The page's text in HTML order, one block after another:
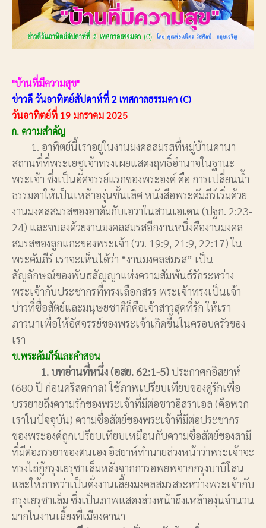
"บ้านที่มีความสุข"
ข่าวดี วันอาทิตย์สัปดาห์ที่ 2 เทศกาลธรรมดา (C)
วันอาทิตย์ที่ 19 มกราคม 2025
ก. ความสำคัญ
1. อาทิตย์นี้เราอยู่ในงานมงคลสมรสที่หมู่บ้านคานา
สถานที่ที่พระเยซูเจ้าทรงเผยแสดงฤทธิ์อำนาจในฐานะ
พระเจ้า ซึ่งเป็นอัศจรรย์แรกของพระองค์ คือ การเปลี่ยนน้ำ
ธรรมดาให้เป็นเหล้าองุ่นชั้นเลิศ หนังสือพระคัมภีร์เริ่มด้วย
งานมงคลสมรสของอาดัมกับเอวาในสวนเอเดน (ปฐก. 2:23-
24) และจบลงด้วยงานมงคลสมรสอีกงานหนึ่งคืองานมงคล
สมรสของลูกแกะของพระเจ้า (วว. 19:9, 21:9, 22:17) ใน
พระคัมภีร์ เราจะเห็นได้ว่า “งานมงคลสมรส” เป็น
สัญลักษณ์ของพันธสัญญาแห่งความสัมพันธ์รักระหว่าง
พระเจ้ากับประชากรที่ทรงเลือกสรร พระเจ้าทรงเป็นเจ้า
บ่าวที่ซื่อสัตย์และมนุษยชาติก็คือเจ้าสาวสุดที่รัก ให้เรา
ภาวนาเพื่อให้อัศจรรย์ของพระเจ้าเกิดขึ้นในครอบครัวของ
เรา
ข.พระคัมภีร์และคำสอน
1. บทอ่านที่หนึ่ง (อสย. 62:1-5)ประกาศกอิสยาห์
(680 ปี ก่อนคริสตกาล) ใช้ภาพเปรียบเทียบของคู่รักเพื่อ
บรรยายถึงความรักของพระเจ้าที่มีต่อชาวอิสราเอล (คือพวก
เราในปัจจุบัน) ความซื่อสัตย์ของพระเจ้าที่มีต่อประชากร
ของพระองค์ถูกเปรียบเทียบเหมือนกับความซื่อสัตย์ของสามี
ที่มีต่อภรรยาของตนเอง อิสยาห์ทำนายล่วงหน้าว่าพระเจ้าจะ
ทรงไถ่กู้กรุงเยรุซาเล็มหลังจากการอพยพจากกรุงบาบิโลน
และให้ภาพว่าเป็นดั่งงานเลี้ยงมงคลสมรสระหว่างพระเจ้ากับ
กรุงเยรุซาเล็ม ซึ่งเป็นภาพแสดงล่วงหน้าถึงเหล้าองุ่นจำนวน
มากในงานเลี้ยงที่เมืองคานา